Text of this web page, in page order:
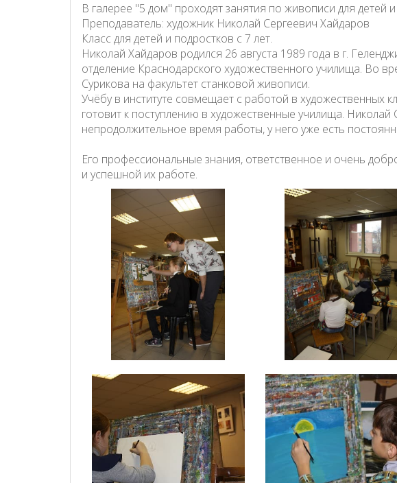
В галерее "5 дом" проходят занятия по живописи для детей
Преподаватель: художник Николай Сергеевич Хайдаров
Класс для детей и подростков с 7 лет.
Николай Хайдаров родился 26 августа 1989 года в г.
отделение Краснодарского художественного училища. Во
Сурикова на факультет станковой живописи.
Учёбу в институте совмещает с работой в художественных
готовит к поступлению в художественные училища.
непродолжительное время работы, у него уже есть
Его профессиональные знания, ответственное и очень
и успешной их работе.